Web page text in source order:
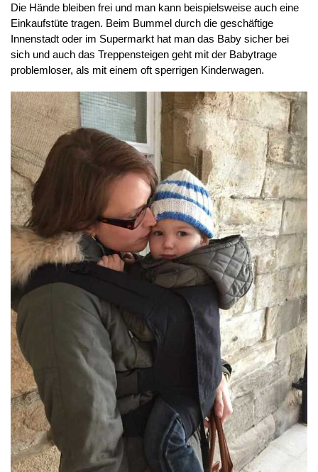
Die Hände bleiben frei und man kann beispielsweise auch eine
Einkaufstüte tragen. Beim Bummel durch die geschäftige
Innenstadt oder im Supermarkt hat man das Baby sicher bei
sich und auch das Treppensteigen geht mit der Babytrage
problemloser, als mit einem oft sperrigen Kinderwagen.